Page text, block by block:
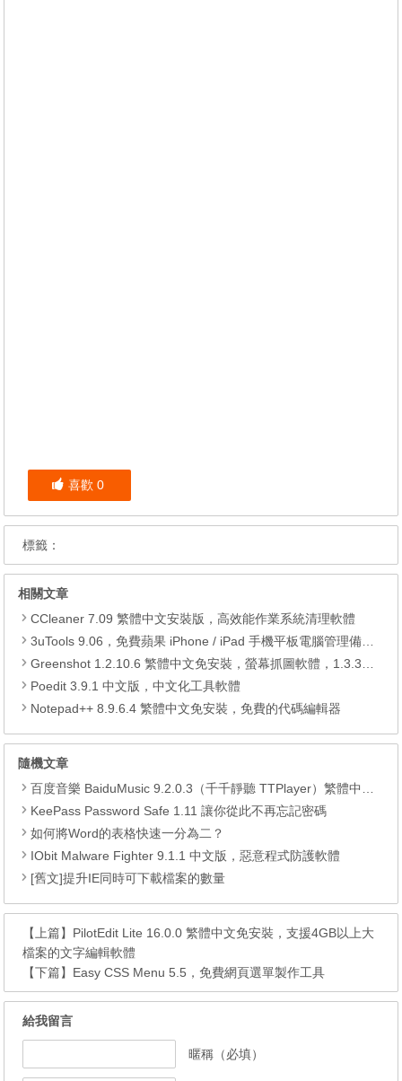
喜歡 0
標籤：
相關文章
CCleaner 7.09 繁體中文安裝版，高效能作業系統清理軟體
3uTools 9.06，免費蘋果 iPhone / iPad 手機平板電腦管理備份還原軟體
Greenshot 1.2.10.6 繁體中文免安裝，螢幕抓圖軟體，1.3.315 安裝版
Poedit 3.9.1 中文版，中文化工具軟體
Notepad++ 8.9.6.4 繁體中文免安裝，免費的代碼編輯器
隨機文章
百度音樂 BaiduMusic 9.2.0.3（千千靜聽 TTPlayer）繁體中文免安裝，顯示歌詞的MP3播放軟體
KeePass Password Safe 1.11 讓你從此不再忘記密碼
如何將Word的表格快速一分為二？
IObit Malware Fighter 9.1.1 中文版，惡意程式防護軟體
[舊文]提升IE同時可下載檔案的數量
【上篇】 PilotEdit Lite 16.0.0 繁體中文免安裝，支援4GB以上大
檔案的文字編輯軟體
【下篇】 Easy CSS Menu 5.5，免費網頁選單製作工具
給我留言
暱稱（必填）